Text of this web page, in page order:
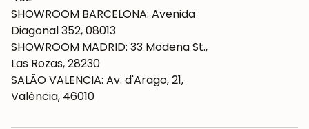
SHOWROOM BARCELONA: Avenida
Diagonal 352, 08013
SHOWROOM MADRID: 33 Modena St.,
Las Rozas, 28230
SALÃO VALENCIA: Av. d'Arago, 21,
Valência, 46010